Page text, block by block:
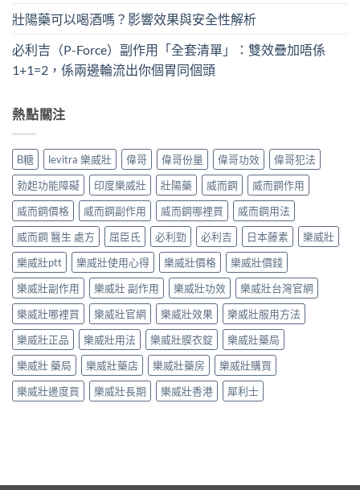
壯陽藥可以喝酒嗎？影響效果與安全性解析
必利吉（P-Force）副作用「全套清單」：雙效疊加唔係
1+1=2，係兩邊輪流出你個胃同個頭
熱點關注
B糖 levitra 樂威壯 偉哥 偉哥份量 偉哥功效
偉哥犯法
勃起功能障礙
印度樂威壯 壯陽藥 威而鋼
威而鋼作用
威而鋼價格
威而鋼副作用 威而鋼哪裡買
威而鋼用法
威而鋼 醫生 處方
屈臣氏 必利勁 必利吉 日本藤素
樂威壯
樂威壯ptt
樂威壯使用心得 樂威壯價格
樂威壯價錢
樂威壯副作用
樂威壯 副作用 樂威壯功效
樂威壯台灣官網
樂威壯哪裡買
樂威壯官網 樂威壯效果
樂威壯服用方法
樂威壯正品
樂威壯用法 樂威壯膜衣錠
樂威壯藥局
樂威壯 藥局
樂威壯藥店 樂威壯藥房
樂威壯購買
樂威壯邊度買
樂威壯長期 樂威壯香港 犀利士